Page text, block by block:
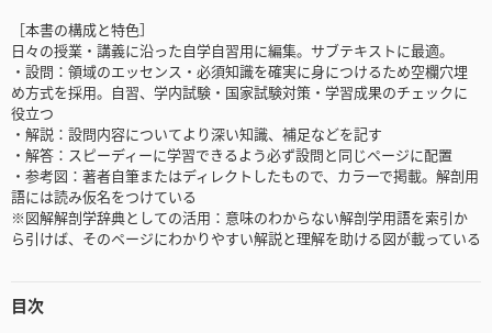
［本書の構成と特色］
日々の授業・講義に沿った自学自習用に編集。サブテキストに最適。
・設問：領域のエッセンス・必須知識を確実に身につけるため空欄穴埋
め方式を採用。自習、学内試験・国家試験対策・学習成果のチェックに
役立つ
・解説：設問内容についてより深い知識、補足などを記す
・解答：スピーディーに学習できるよう必ず設問と同じページに配置
・参考図：著者自筆またはディレクトしたもので、カラーで掲載。解剖用
語には読み仮名をつけている
※図解解剖学辞典としての活用：意味のわからない解剖学用語を索引か
ら引けば、そのページにわかりやすい解説と理解を助ける図が載っている
目次